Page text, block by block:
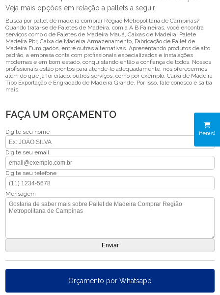
iten(s)
Veja mais opções em relação a pallets a seguir.
Busca por pallet de madeira comprar Região Metropolitana de Campinas?
Quando trata-se de Paletes de Madeira, com a A B Paineiras, você encontra
serviços como o de Paletes de Madeira Mauá, Caixas de Madeira, Palete
Madeira Pbr, Caixa de Madeira Armazenamento, Fabricação de Pallet de
Madeira Fumigados, entre outras alternativas. Apresentando produtos de alto
padrão, a empresa conta com profissionais especializados e instalações
modernas e em bom estado, conquistando então a confiança de todos. Nossos
profissionais estão prontos para atendê-lo adequadamente, nós oferecermos,
além do que já foi citado, outros serviços, como por exemplo, Caixa de Madeira
Tipo Exportação e Engradado de Madeira Grande. Por isso, fale conosco e saiba
mais.
FAÇA UM ORÇAMENTO
Digite seu nome
Digite seu email
Digite seu telefone
Mensagem
Orçamento por Whatsapp